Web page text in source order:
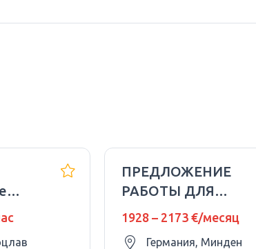
ПРЕДЛОЖЕНИЕ
РАБОТЫ ДЛЯ
1928 – 2173 €/месяц
Германия, Минден